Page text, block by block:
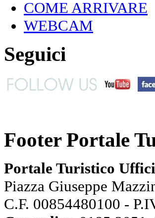
COME ARRIVARE
WEBCAM
Seguici
Footer Portale
Portale Turistico
Piazza Giuseppe
C.F. 00854480100 -